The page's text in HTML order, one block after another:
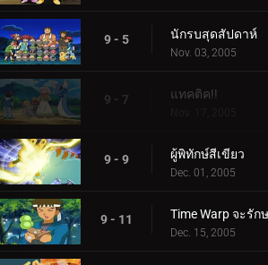
9 - 5 นักรบสุดสัปดาห์
Nov. 03, 2005
9 - 7 แทคติค!!
9 - 9 ผู้พิทักษ์สีเขียว
Dec. 01, 2005
9 - 11 Time Warp จะรั
Dec. 15, 2005